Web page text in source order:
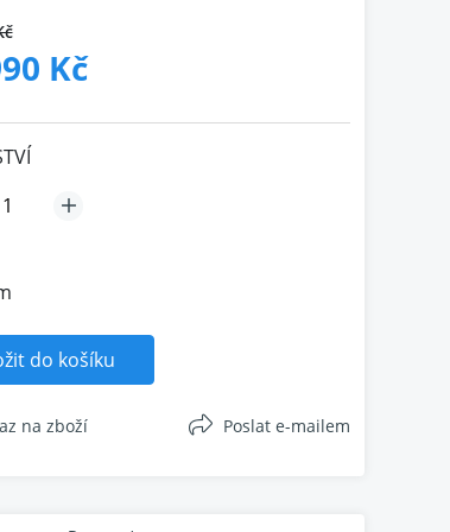
Kč
do košíku
na zboží Poslat e-mailem